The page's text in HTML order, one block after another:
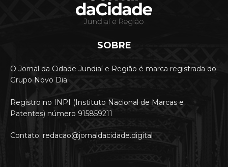
SOBRE
O Jornal da Cidade Jundiaí e Região é marca registrada do
Grupo Novo Dia.
Registro no INPI (Instituto Nacional de Marcas e
Patentes) número 915859211
Contato: redacao@jornaldacidade.digital